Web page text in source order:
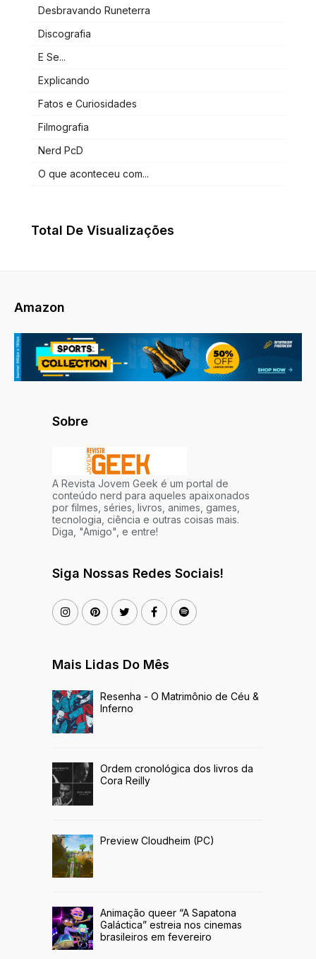
Desbravando Runeterra
Discografia
E Se...
Explicando
Fatos e Curiosidades
Filmografia
Nerd PcD
O que aconteceu com...
Total De Visualizações
Amazon
Sobre
A Revista Jovem Geek é um portal de
conteúdo nerd para aqueles apaixonados
por filmes, séries, livros, animes, games,
tecnologia, ciência e outras coisas mais.
Diga, "Amigo", e entre!
Siga Nossas Redes Sociais!
Mais Lidas Do Mês
Resenha - O Matrimônio de Céu &
Inferno
Ordem cronológica dos livros da
Cora Reilly
Preview Cloudheim (PC)
Animação queer “A Sapatona
Galáctica” estreia nos cinemas
brasileiros em fevereiro